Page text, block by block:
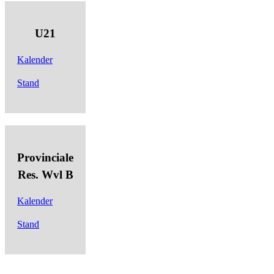
U21
Kalender
Stand
Provinciale
Res. Wvl B
Kalender
Stand